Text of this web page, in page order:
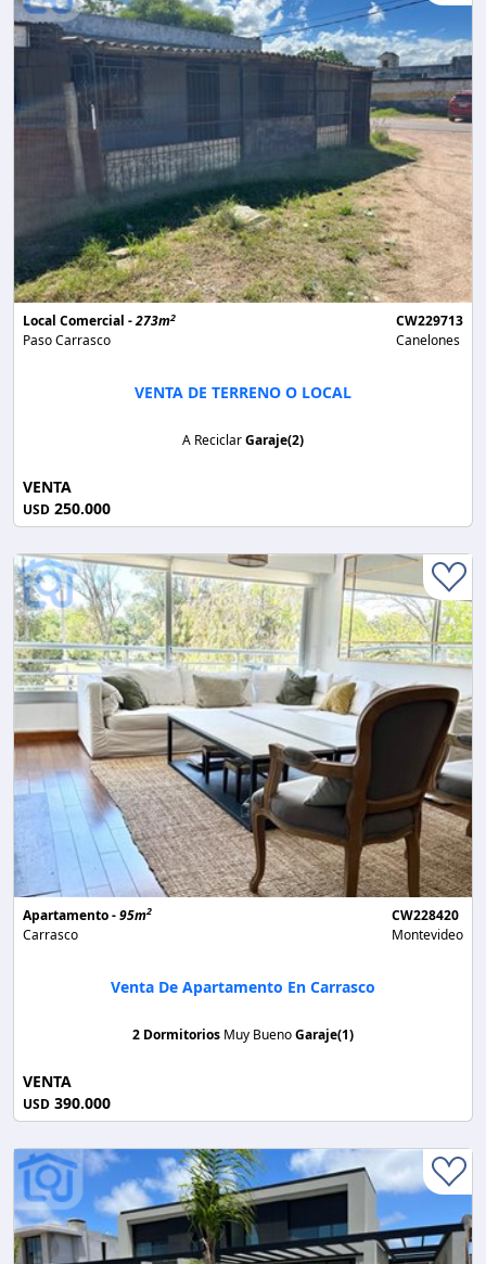
Local Comercial -273m2
Paso Carrasco
CW229713
Canelones
VENTA DE TERRENO O LOCAL
A ReciclarGaraje(2)
VENTA
USD 250.000
Apartamento -95m2
Carrasco
CW228420
Montevideo
Venta De Apartamento En Carrasco
2 Dormitorios Muy BuenoGaraje(1)
VENTA
USD 390.000